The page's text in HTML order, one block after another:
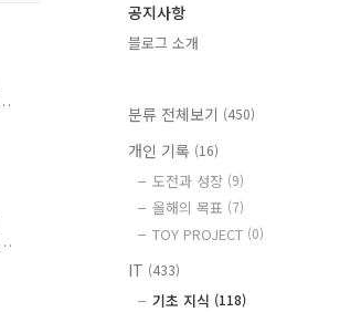
공지사항
블로그 소개
분류 전체보기 (450)
개인 기록 (16)
도전과 성장 (9)
올해의 목표 (7)
TOY PROJECT (0)
IT (433)
기초 지식 (118)